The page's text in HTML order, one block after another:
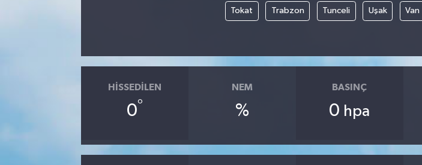
Tokat Trabzon Tunceli Uşak Van
HISSEDILEN
0°
NEM
%
BASINÇ
0 hpa